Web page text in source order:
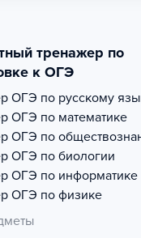
тренажер по
к ОГЭ
ОГЭ по русскому
ОГЭ по математике
ОГЭ по
ОГЭ по биологии
ОГЭ по информатике
ОГЭ по физике